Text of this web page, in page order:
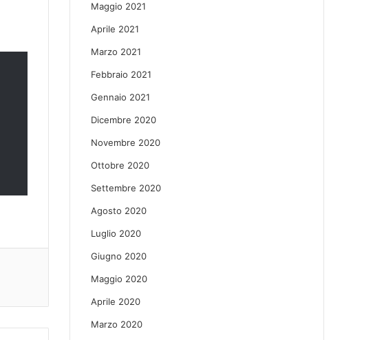
Maggio 2021
Aprile 2021
Marzo 2021
Febbraio 2021
Gennaio 2021
Dicembre 2020
Novembre 2020
Ottobre 2020
Settembre 2020
Agosto 2020
Luglio 2020
Giugno 2020
Maggio 2020
Aprile 2020
Marzo 2020